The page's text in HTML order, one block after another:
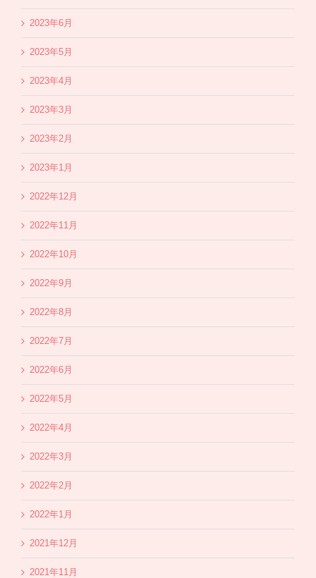
2023年6月
2023年5月
2023年4月
2023年3月
2023年2月
2023年1月
2022年12月
2022年11月
2022年10月
2022年9月
2022年8月
2022年7月
2022年6月
2022年5月
2022年4月
2022年3月
2022年2月
2022年1月
2021年12月
2021年11月